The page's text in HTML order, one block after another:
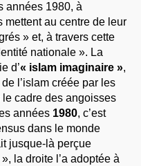
années 1980, à
mettent au centre de leur
» et, à travers cette
nationale ». La
d’« islam imaginaire »,
l’islam créée par les
cadre des angoisses
années 1980, c’est
dans le monde
jusque-là perçue
la droite l’a adoptée à